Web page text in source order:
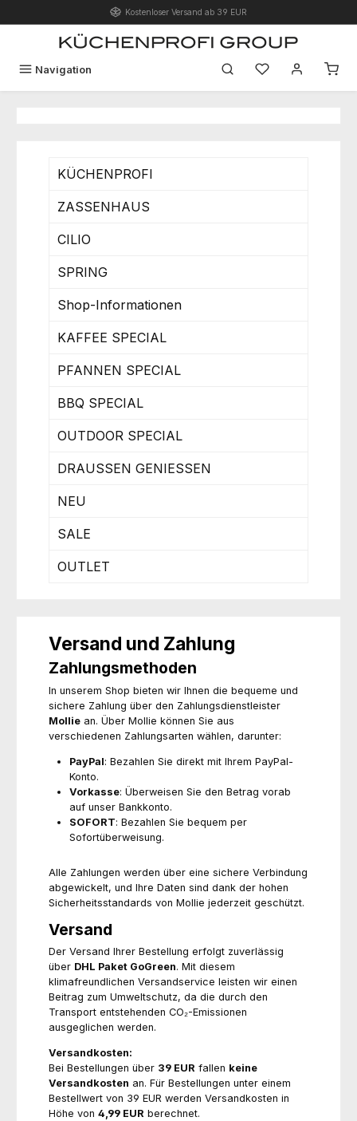
Zum Hauptinhalt springenKostenloser Versand ab 39 EUR
Navigation Du hast 0
KÜCHENPROFI
ZASSENHAUS
CILIO
SPRING
Shop-Informationen
KAFFEE SPECIAL
PFANNEN SPECIAL
BBQ SPECIAL
OUTDOOR SPECIAL
DRAUSSEN GENIESSEN
NEU
SALE
OUTLET
Versand und Zahlung
Zahlungsmethoden
In unserem Shop bieten wir Ihnen die bequeme und
sichere Zahlung über den Zahlungsdienstleister
Mollie an. Über Mollie können Sie aus
verschiedenen Zahlungsarten wählen, darunter:
PayPal: Bezahlen Sie direkt mit Ihrem PayPal-
Konto.
Vorkasse: Überweisen Sie den Betrag vorab
auf unser Bankkonto.
SOFORT: Bezahlen Sie bequem per
Sofortüberweisung.
Alle Zahlungen werden über eine sichere Verbindung
abgewickelt, und Ihre Daten sind dank der hohen
Sicherheitsstandards von Mollie jederzeit geschützt.
Versand
Der Versand Ihrer Bestellung erfolgt zuverlässig
über DHL Paket GoGreen. Mit diesem
klimafreundlichen Versandservice leisten wir einen
Beitrag zum Umweltschutz, da die durch den
Transport entstehenden CO₂-Emissionen
ausgeglichen werden.
Versandkosten:
Bei Bestellungen über 39 EUR fallen keine
Versandkosten an. Für Bestellungen unter einem
Bestellwert von 39 EUR werden Versandkosten in
Höhe von 4,99 EUR berechnet.